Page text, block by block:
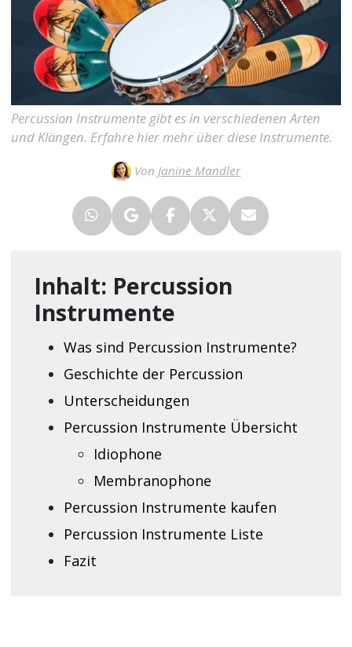
Percussion Instrumente gibt es in verschiedenen Arten
und Klängen. Erfahre hier mehr über diese Instrumente.
Von Janine Mandler
Inhalt: Percussion
Instrumente
Was sind Percussion Instrumente?
Geschichte der Percussion
Unterscheidungen
Percussion Instrumente Übersicht
Idiophone
Membranophone
Percussion Instrumente kaufen
Percussion Instrumente Liste
Fazit